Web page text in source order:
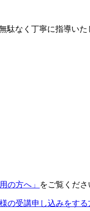
駄なく丁寧に指導いた
の方へ」 をご覧くださ
の受講申し込みをする